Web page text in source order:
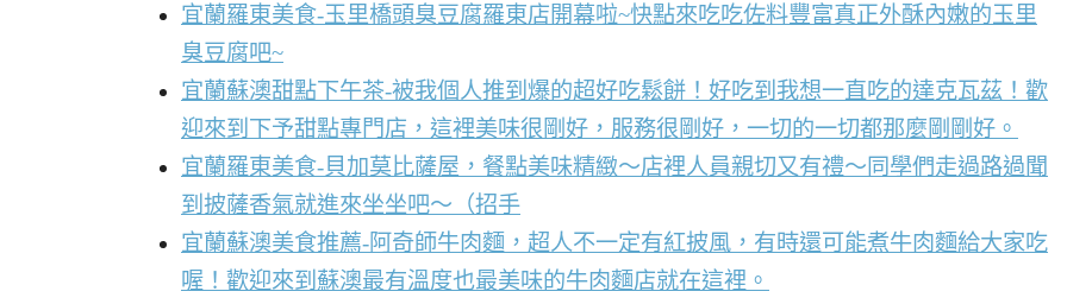
宜蘭羅東美食-玉里橋頭臭豆腐羅東店開幕啦~快點來吃吃佐料豐富真正外酥內嫩的玉里
臭豆腐吧~
宜蘭蘇澳甜點下午茶-被我個人推到爆的超好吃鬆餅！好吃到我想一直吃的達克瓦茲！歡
迎來到下予甜點專門店，這裡美味很剛好，服務很剛好，一切的一切都那麼剛剛好。
宜蘭羅東美食-貝加莫比薩屋，餐點美味精緻～店裡人員親切又有禮～同學們走過路過聞
到披薩香氣就進來坐坐吧～（招手
宜蘭蘇澳美食推薦-阿奇師牛肉麵，超人不一定有紅披風，有時還可能煮牛肉麵給大家吃
喔！歡迎來到蘇澳最有溫度也最美味的牛肉麵店就在這裡。